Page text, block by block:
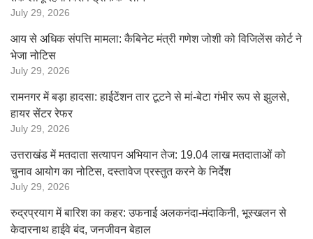
July 29, 2026
आय से अधिक संपत्ति मामला: कैबिनेट मंत्री गणेश जोशी को विजिलेंस कोर्ट ने
भेजा नोटिस
July 29, 2026
रामनगर में बड़ा हादसा: हाईटेंशन तार टूटने से मां-बेटा गंभीर रूप से झुलसे,
हायर सेंटर रेफर
July 29, 2026
उत्तराखंड में मतदाता सत्यापन अभियान तेज: 19.04 लाख मतदाताओं को
चुनाव आयोग का नोटिस, दस्तावेज प्रस्तुत करने के निर्देश
July 29, 2026
रुद्रप्रयाग में बारिश का कहर: उफनाई अलकनंदा-मंदाकिनी, भूस्खलन से
केदारनाथ हाईवे बंद, जनजीवन बेहाल